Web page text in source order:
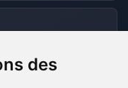
des